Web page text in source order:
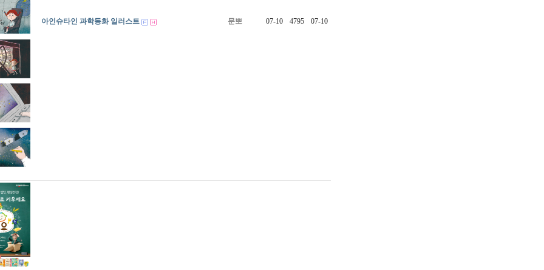
아인슈타인 과학동화 일러스트 문뽀 07-10 4795 07-10